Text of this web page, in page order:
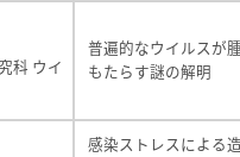
科 ウイ
普遍的なウイルスが
もたらす謎の解明
感染ストレスによる